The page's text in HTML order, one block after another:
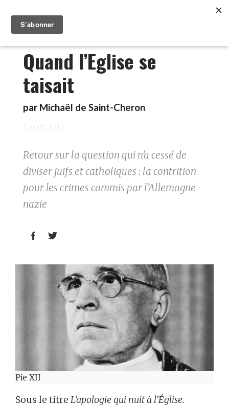
Quand l’Eglise se
taisait
par Michaël de Saint-Cheron
15 juin 2012
Retour sur la question qui n’a cessé de
diviser juifs et catholiques : la contrition
pour les crimes commis par l’Allemagne
nazie
 
Pie XII
Sous le titre L’apologie qui nuit à l’Église.